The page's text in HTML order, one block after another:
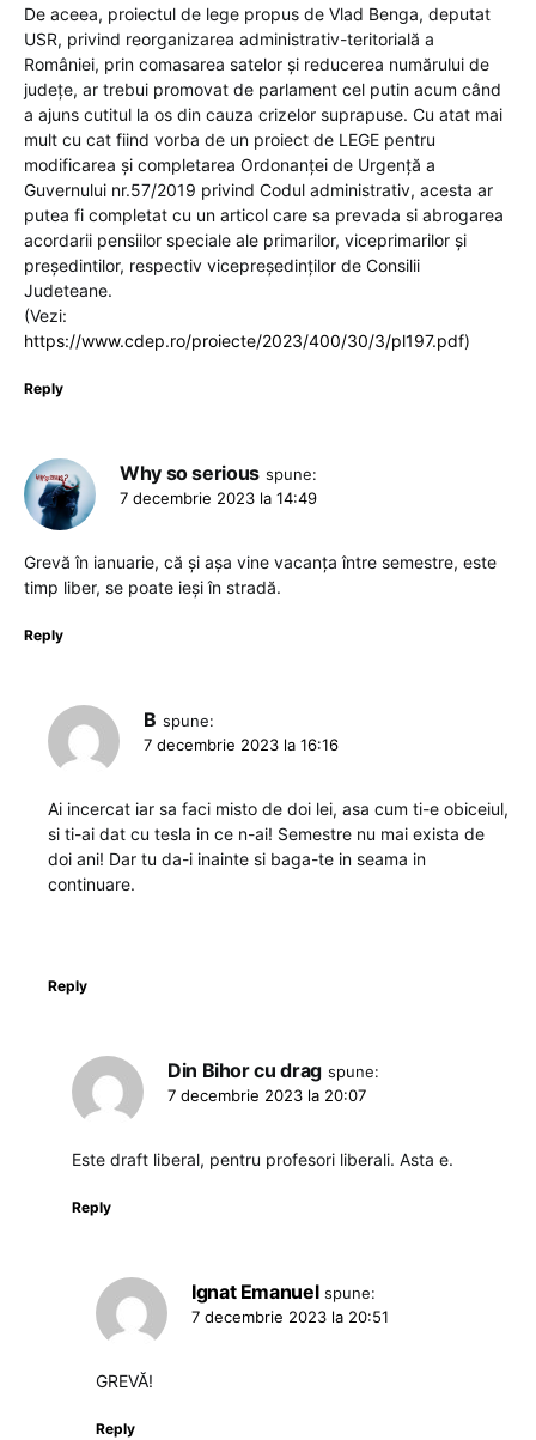
De aceea, proiectul de lege propus de Vlad Benga, deputat
USR, privind reorganizarea administrativ-teritorială a
României, prin comasarea satelor și reducerea numărului de
județe, ar trebui promovat de parlament cel putin acum când
a ajuns cutitul la os din cauza crizelor suprapuse. Cu atat mai
mult cu cat fiind vorba de un proiect de LEGE pentru
modificarea şi completarea Ordonanţei de Urgenţă a
Guvernului nr.57/2019 privind Codul administrativ, acesta ar
putea fi completat cu un articol care sa prevada si abrogarea
acordarii pensiilor speciale ale primarilor, viceprimarilor și
președintilor, respectiv vicepreședinților de Consilii
Judeteane.
(Vezi:
https://www.cdep.ro/proiecte/2023/400/30/3/pl197.pdf)
Reply
Why so serious spune:
7 decembrie 2023 la 14:49
Grevă în ianuarie, că și așa vine vacanța între semestre, este
timp liber, se poate ieși în stradă.
Reply
B spune:
7 decembrie 2023 la 16:16
Ai incercat iar sa faci misto de doi lei, asa cum ti-e obiceiul,
si ti-ai dat cu tesla in ce n-ai! Semestre nu mai exista de
doi ani! Dar tu da-i inainte si baga-te in seama in
continuare.
Reply
Din Bihor cu drag spune:
7 decembrie 2023 la 20:07
Este draft liberal, pentru profesori liberali. Asta e.
Reply
Ignat Emanuel spune:
7 decembrie 2023 la 20:51
GREVĂ!
Reply